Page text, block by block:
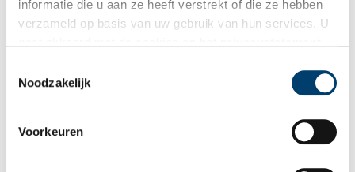
informatie die u aan ze heeft verstrekt of die ze hebben
verzameld op basis van uw gebruik van hun services. U
Noodzakelijk
Voorkeuren